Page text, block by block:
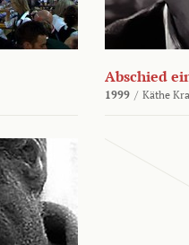
Abschied
1999 / Käthe